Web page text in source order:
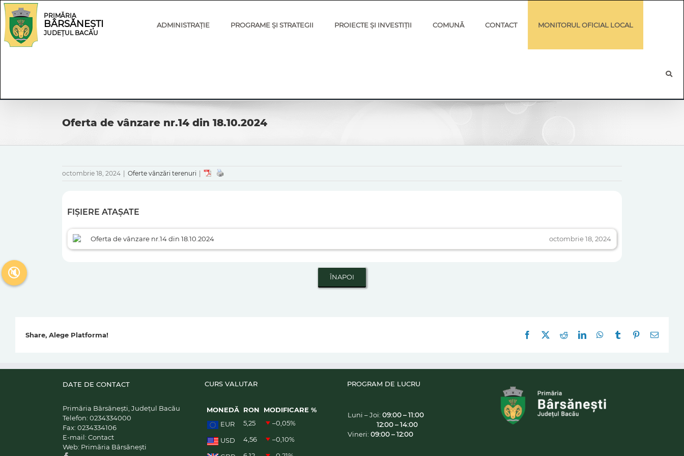
Skip
to
content
Skip
Navigation
PRIMĂRIA
BÂRSĂNEȘTI
JUDEȚUL BACĂU
ADMINISTRAȚIE PROGRAME ȘI STRATEGII PROIECTE ȘI INVESTIȚII COMUNĂ CONTACT MONITORUL OFICIAL LOCAL
Oferta de vânzare nr.14 din 18.10.2024
octombrie 18, 2024 Oferte vânzări terenuri
FIȘIERE ATAȘATE
Oferta de vânzare nr.14 din 18.10.2024 octombrie 18, 2024
Share, Alege Platforma! Facebook RedditLinkedInWhatsApp
Tumblr Pinterest
E-
DATE DE CONTACT
Primăria Bârsănești, Județul Bacău
Telefon: 0234334000
Fax: 0234334106
E-mail: Contact
Web: Primăria Bârsănești
CURS VALUTAR
MONEDĂ RON
MODIFICARE %
EUR
5,25 –0,05%
USD 4,56 –0,10%
PROGRAM DE LUCRU
Luni – Joi: 09:00 – 11:00
12:00 – 14:00
Vineri: 09:00 – 12:00
🔇